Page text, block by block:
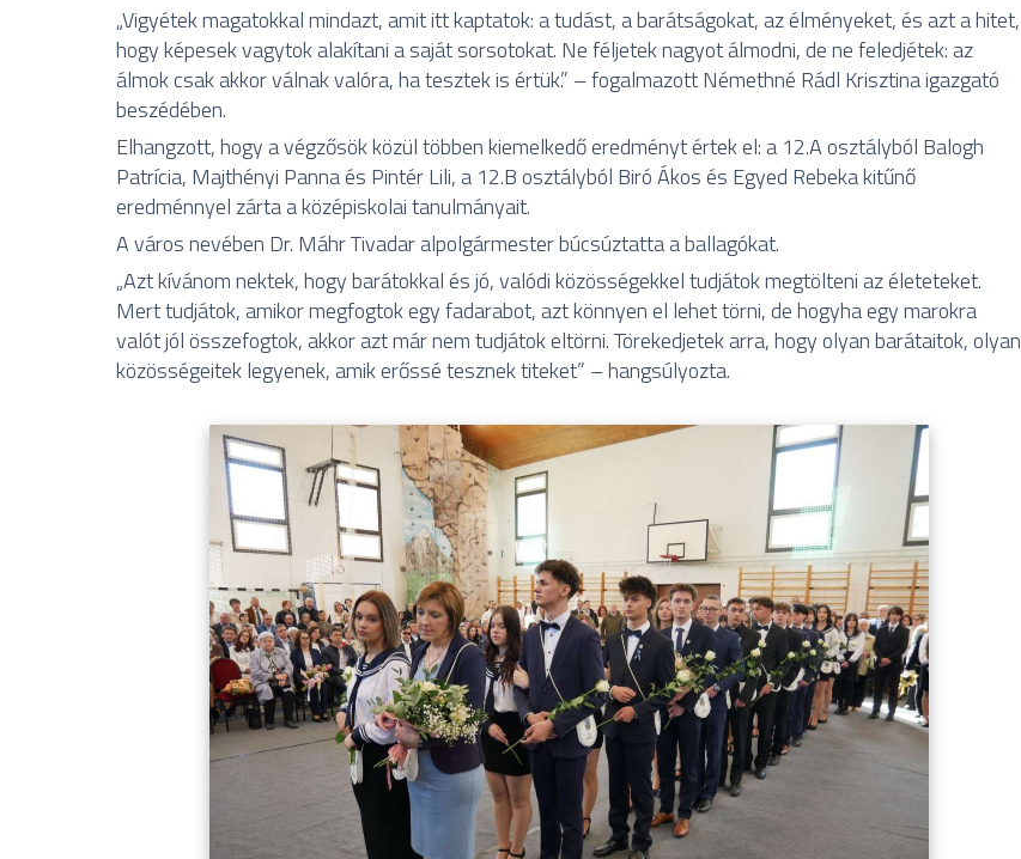
„Vigyétek magatokkal mindazt, amit itt kaptatok: a tudást, a barátságokat, az élményeket, és azt a hitet,
hogy képesek vagytok alakítani a saját sorsotokat. Ne féljetek nagyot álmodni, de ne feledjétek: az
álmok csak akkor válnak valóra, ha tesztek is értük.” – fogalmazott Némethné Rádl Krisztina igazgató
beszédében.
Elhangzott, hogy a végzősök közül többen kiemelkedő eredményt értek el: a 12.A osztályból Balogh
Patrícia, Majthényi Panna és Pintér Lili, a 12.B osztályból Biró Ákos és Egyed Rebeka kitűnő
eredménnyel zárta a középiskolai tanulmányait.
A város nevében Dr. Máhr Tivadar alpolgármester búcsúztatta a ballagókat.
„Azt kívánom nektek, hogy barátokkal és jó, valódi közösségekkel tudjátok megtölteni az életeteket.
Mert tudjátok, amikor megfogtok egy fadarabot, azt könnyen el lehet törni, de hogyha egy marokra
valót jól összefogtok, akkor azt már nem tudjátok eltörni. Törekedjetek arra, hogy olyan barátaitok, olyan
közösségeitek legyenek, amik erőssé tesznek titeket” – hangsúlyozta.